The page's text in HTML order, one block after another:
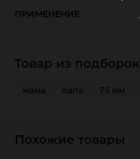
ПРИМЕНЕНИЕ
Товар из подборок
мама папа 75 мм
Похожие товары